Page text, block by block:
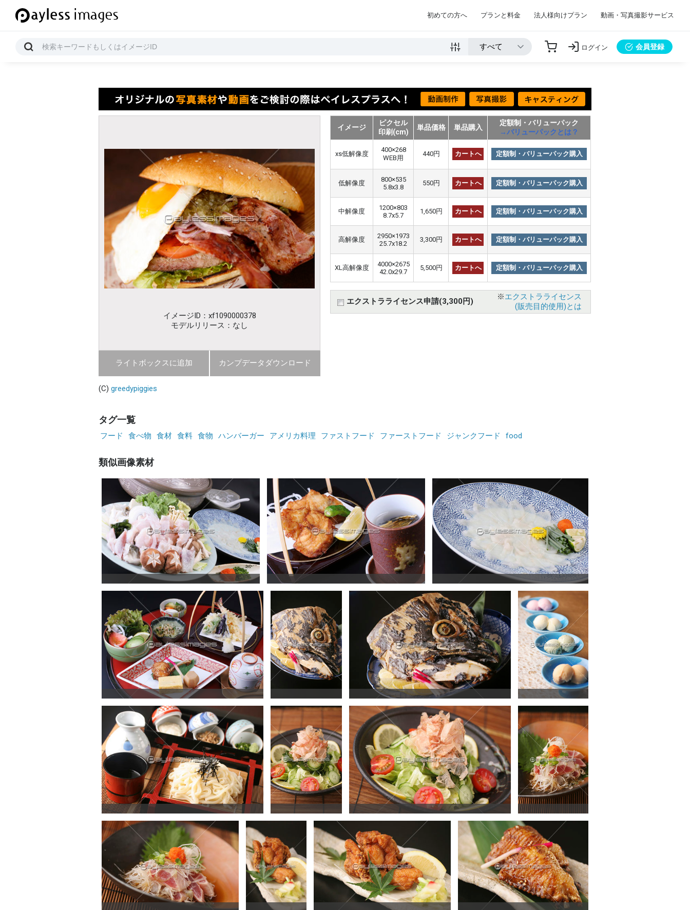
初めての方へ プランと料金 法人様向けプラン 動画・写真撮影サービス
ログイン 会員登録
イメージID：xf1090000378
モデルリリース：なし
ライトボックスに追加 カンプデータダウンロード
イメージ
ピクセル
印刷(cm)
単品価格 単品購入
定額制・バリューパック
→バリューパックとは？
xs低解像度
400×268
WEB用
440円 カートへ 定額制・バリューパック購入
低解像度
800×535
5.8x3.8
550円 カートへ 定額制・バリューパック購入
中解像度
1200×803
8.7x5.7
1,650円 カートへ 定額制・バリューパック購入
高解像度
2950×1973
25.7x18.2
3,300円 カートへ 定額制・バリューパック購入
XL高解像度
4000×2675
42.0x29.7
5,500円 カートへ 定額制・バリューパック購入
エクストラライセンス申請(3,300円) ※エクストラライセンス
(販売目的使用)とは
(C) greedypiggies
タグ一覧
フード 食べ物 食材 食料 食物 ハンバーガー アメリカ料理 ファストフード ファーストフード ジャンクフード food
類似画像素材